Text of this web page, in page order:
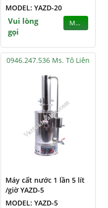
MODEL: YAZD-20
Vui lòng
gọi
MUA
0946.247.536 Ms. Tô Liên
Máy cất nước 1 lần 5 lít
/giờ YAZD-5
MODEL: YAZD-5